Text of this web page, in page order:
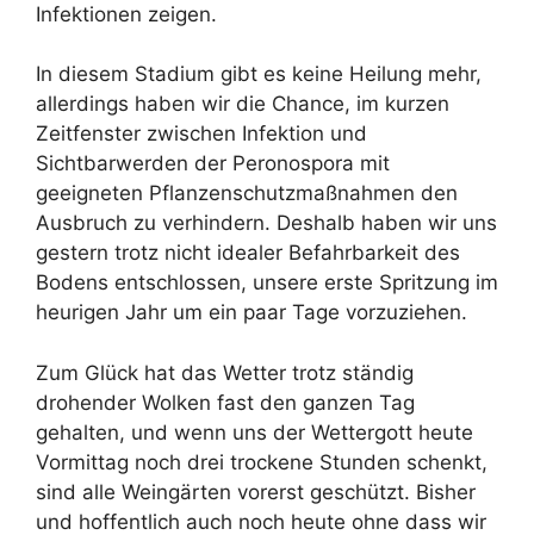
Infektionen zeigen.
In diesem Stadium gibt es keine Heilung mehr,
allerdings haben wir die Chance, im kurzen
Zeitfenster zwischen Infektion und
Sichtbarwerden der Peronospora mit
geeigneten Pflanzenschutzmaßnahmen den
Ausbruch zu verhindern. Deshalb haben wir uns
gestern trotz nicht idealer Befahrbarkeit des
Bodens entschlossen, unsere erste Spritzung im
heurigen Jahr um ein paar Tage vorzuziehen.
Zum Glück hat das Wetter trotz ständig
drohender Wolken fast den ganzen Tag
gehalten, und wenn uns der Wettergott heute
Vormittag noch drei trockene Stunden schenkt,
sind alle Weingärten vorerst geschützt. Bisher
und hoffentlich auch noch heute ohne dass wir